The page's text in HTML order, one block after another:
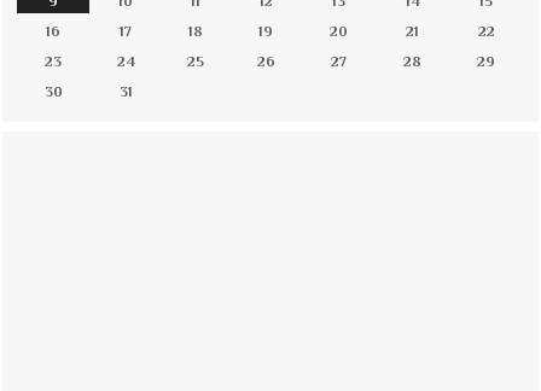
16
17 18 19 20 21
22
23
24 25 26 27 28
29
30
31